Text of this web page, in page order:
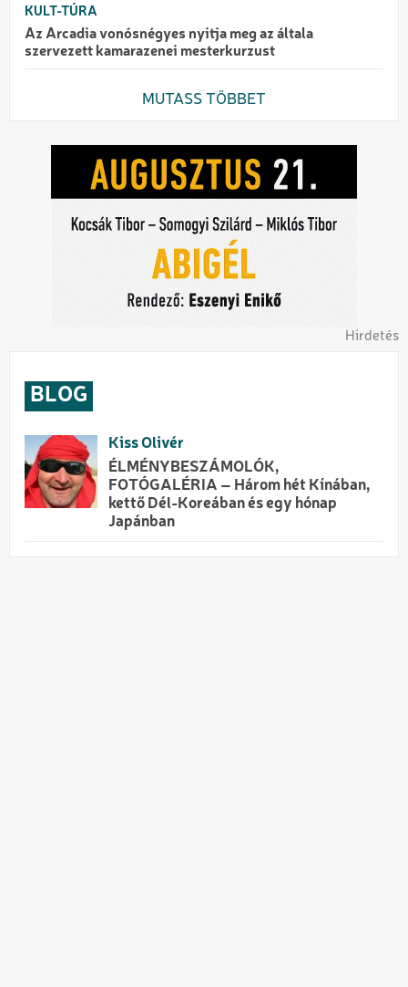
KULT-TÚRA
Az Arcadia vonósnégyes nyitja meg az általa
szervezett kamarazenei mesterkurzust
MUTASS TÖBBET
Hirdetés
BLOG
Kiss Olivér
ÉLMÉNYBESZÁMOLÓK,
FOTÓGALÉRIA – Három hét Kínában,
kettő Dél-Koreában és egy hónap
Japánban